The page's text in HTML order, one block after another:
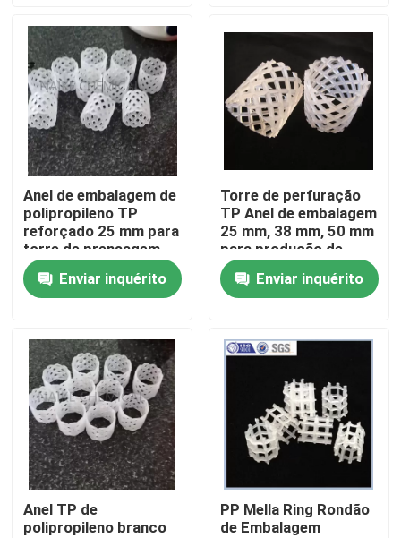
Produtos
Vídeos
Sobre nós
Visita à fábrica
Controle de qualidade
Contacte-nos
Solicite um orçamento
Sítio Molecular PSA
Zeolita de peneira molecular
Anel de embalagem de
polipropileno TP
reforçado 25 mm para
torre de prensagem
de ureia
Enviar inquérito
Torre de perfuração
TP Anel de embalagem
25 mm, 38 mm, 50 mm
para produção de
fertilizantes
Enviar inquérito
Anel TP de
polipropileno branco
PP Mella Ring Rondão
de Embalagem